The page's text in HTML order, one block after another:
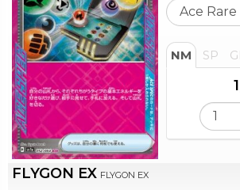
NM SP
FLYGON EX FLYGON EX